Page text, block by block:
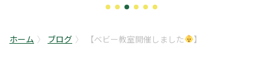
ホーム ブログ 【ベビー教室開催しました 】